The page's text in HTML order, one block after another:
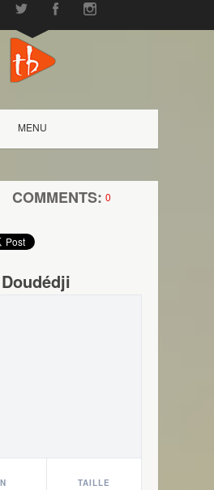
MENU
COMMENTS: 0
TAILLE